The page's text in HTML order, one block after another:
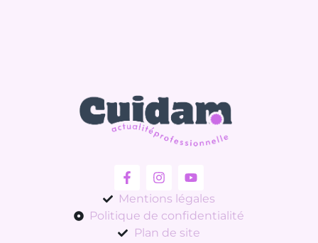
Mentions légales
Politique de confidentialité
Plan de site